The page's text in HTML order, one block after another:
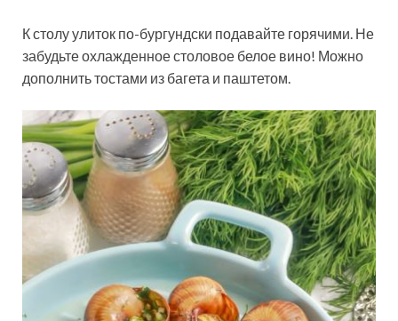
К столу улиток по-бургундски подавайте горячими. Не
забудьте охлажденное столовое белое вино! Можно
дополнить тостами из багета и паштетом.